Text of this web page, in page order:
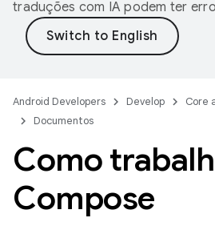
traduções com IA podem ter
Android Developers Develop Core
Documentos
Como
Compose